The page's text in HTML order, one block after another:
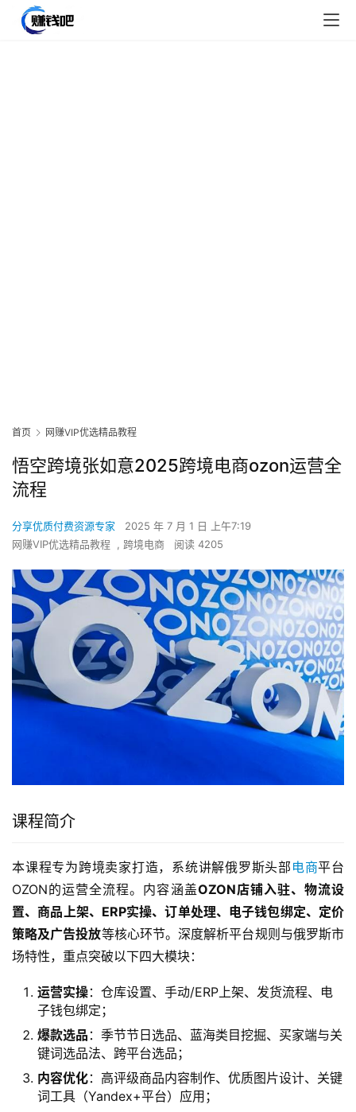
首页 网赚VIP优选精品教程
悟空跨境张如意2025跨境电商ozon运营全
流程
分享优质付费资源专家
2025 年 7 月 1 日 上午7:19
网赚VIP优选精品教程 , 跨境电商 阅读 4205
课程简介
本课程专为跨境卖家打造，系统讲解俄罗斯头部 电商平台
OZON的运营全流程。内容涵盖OZON店铺入驻、物流设
置、商品上架、ERP实操、订单处理、电子钱包绑定、定价
策略及广告投放等核心环节。深度解析平台规则与俄罗斯市
场特性，重点突破以下四大模块：
运营实操​：仓库设置、手动/ERP上架、发货流程、电
子钱包绑定；
爆款选品 ​：季节节日选品、蓝海类目挖掘、买家端与关
键词选品法、跨平台选品；
内容优化​：高评级商品内容制作、优质图片设计、关键
词工具（Yandex+平台）应用；